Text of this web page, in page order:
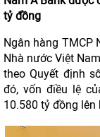
tỷ đồng
Ngân hàng TMCP
Nhà nước Việt
theo Quyết định
đó, vốn điều lệ
10.580 tỷ đồng